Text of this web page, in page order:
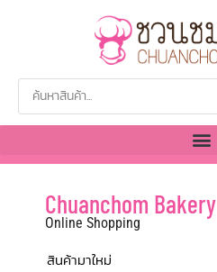
Chuanchom Bakery
Online Shopping
สินค้ามาใหม่